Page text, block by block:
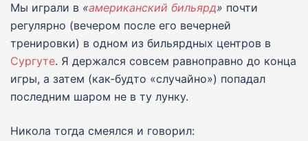
Мы играли в «американский бильярд» почти
регулярно (вечером после его вечерней
тренировки) в одном из бильярдных центров в
Сургуте. Я держался совсем равноправно до конца
игры, а затем (как-будто «случайно») попадал
последним шаром не в ту лунку.
Никола тогда смеялся и говорил: